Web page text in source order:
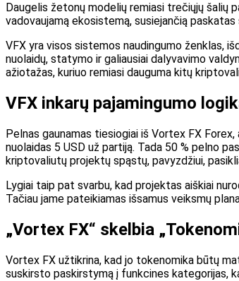
Daugelis žetonų modelių remiasi trečiųjų šalių
vadovaujamą ekosistemą, susiejančią
VFX yra visos sistemos naudingumo ženklas,
nuolaidų, statymo ir galiausiai dalyvavimo
ažiotažas, kuriuo remiasi dauguma kitų
VFX inkarų pajamingumo
Pelnas gaunamas tiesiogiai iš Vortex FX
nuolaidas 5 USD už partiją. Tada 50 % pelno
kriptovaliutų projektų spąstų, pavyzdžiui,
Lygiai taip pat svarbu, kad projektas aiškiai
Tačiau jame pateikiamas išsamus veiksmų
„Vortex FX“ skelbia
Vortex FX užtikrina, kad jo tokenomika būtų
suskirsto paskirstymą į funkcines kategorijas,